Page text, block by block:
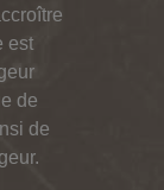
est
de
de